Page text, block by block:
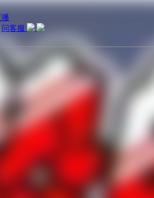
问客服